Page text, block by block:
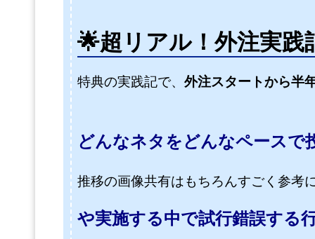
🌟超リアル！外注実
特典の実践記で、 外注スタートから半
どんなネタをどんなペース
推移の画像共有はもちろんすごく参考
や実施する中で試行錯誤する